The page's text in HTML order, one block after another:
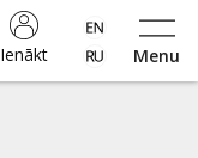
Menu
Ienākt